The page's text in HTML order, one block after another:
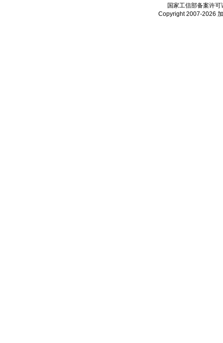
国家工信部备案许可
Copyright 2007-2026